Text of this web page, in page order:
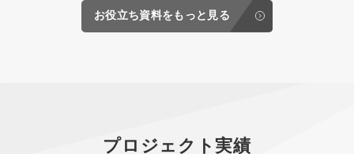
お役立ち資料をもっと見る
プロジェクト実績